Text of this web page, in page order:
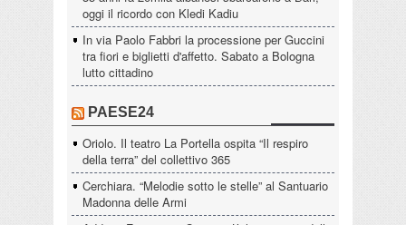
oggi il ricordo con Kledi Kadiu
In via Paolo Fabbri la processione per Guccini
tra fiori e biglietti d'affetto. Sabato a Bologna
lutto cittadino
PAESE24
Oriolo. Il teatro La Portella ospita “Il respiro
della terra” del collettivo 365
Cerchiara. “Melodie sotto le stelle” al Santuario
Madonna delle Armi